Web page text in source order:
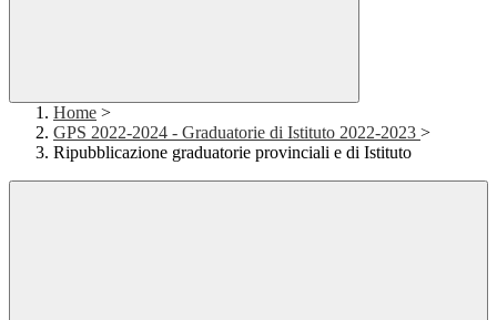
Home >
GPS 2022-2024 - Graduatorie di Istituto 2022-2023 >
Ripubblicazione graduatorie provinciali e di Istituto